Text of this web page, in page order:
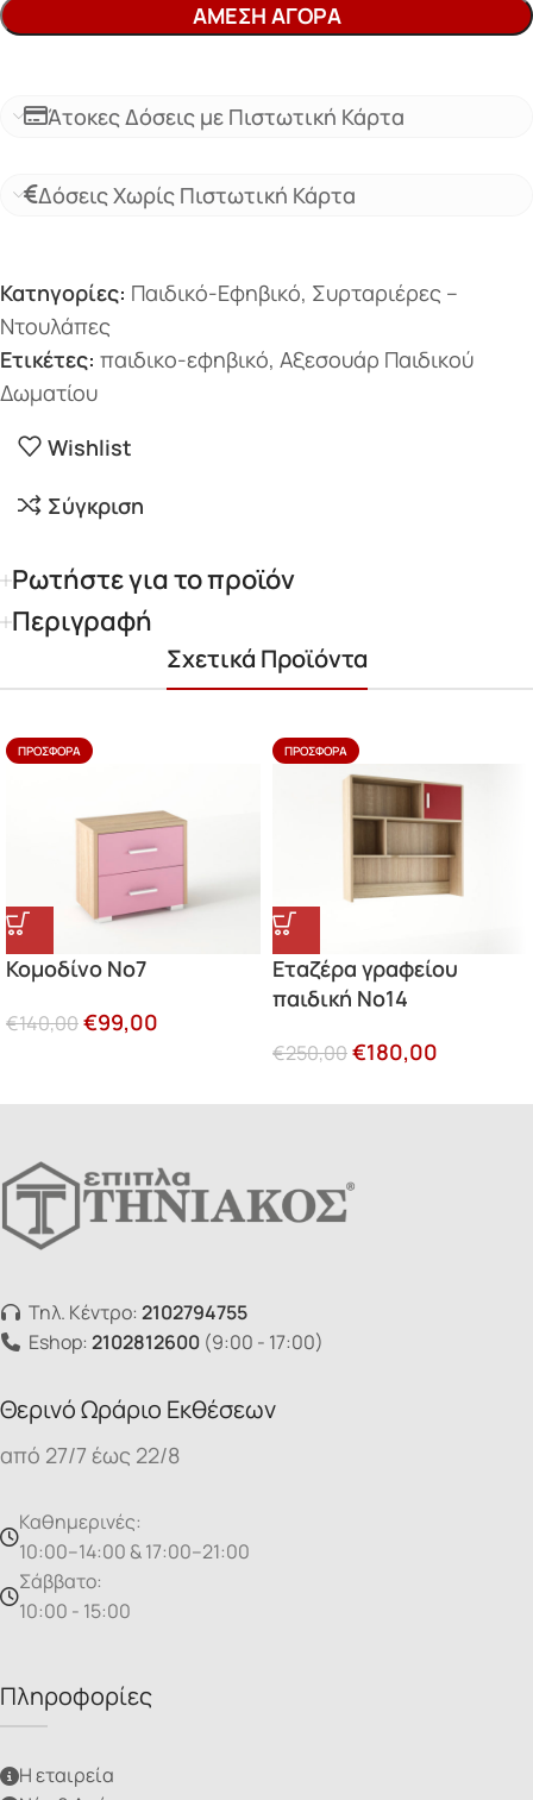
ΆΜΕΣΗ ΑΓΟΡΆ
Άτοκες Δόσεις με Πιστωτική Κάρτα
Δόσεις Χωρίς Πιστωτική Κάρτα
Κατηγορίες: Παιδικό-Εφηβικό, Συρταριέρες –
Ντουλάπες
Ετικέτες: παιδικο-εφηβικό, Αξεσουάρ Παιδικού
Δωματίου
Wishlist
Σύγκριση
Ρωτήστε για το προϊόν
Περιγραφή
Σχετικά Προϊόντα
ΠΡΟΣΦΟΡΆ
Κομοδίνο Νο7
€140,00€99,00
ΠΡΟΣΦΟΡΆ
Εταζέρα γραφείου
παιδική Νο14
€250,00€180,00
Τηλ. Κέντρο: 2102794755
Eshop: 2102812600 (9:00 - 17:00)
Θερινό Ωράριο Εκθέσεων
από 27/7 έως 22/8
Καθημερινές:
10:00–14:00 & 17:00–21:00
Σάββατο:
10:00 - 15:00
Πληροφορίες
Η εταιρεία